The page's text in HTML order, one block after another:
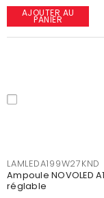
AJOUTER AU
PANIER
LAMLEDA199W27KND
Ampoule NOVOLED
réglable